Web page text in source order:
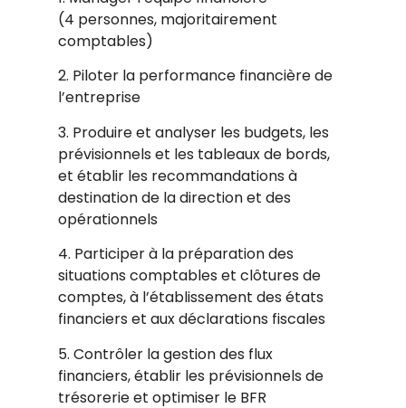
(4 personnes, majoritairement
comptables)
2. Piloter la performance financière de
l’entreprise
3. Produire et analyser les budgets, les
prévisionnels et les tableaux de bords,
et établir les recommandations à
destination de la direction et des
opérationnels
4. Participer à la préparation des
situations comptables et clôtures de
comptes, à l’établissement des états
financiers et aux déclarations fiscales
5. Contrôler la gestion des flux
financiers, établir les prévisionnels de
trésorerie et optimiser le BFR